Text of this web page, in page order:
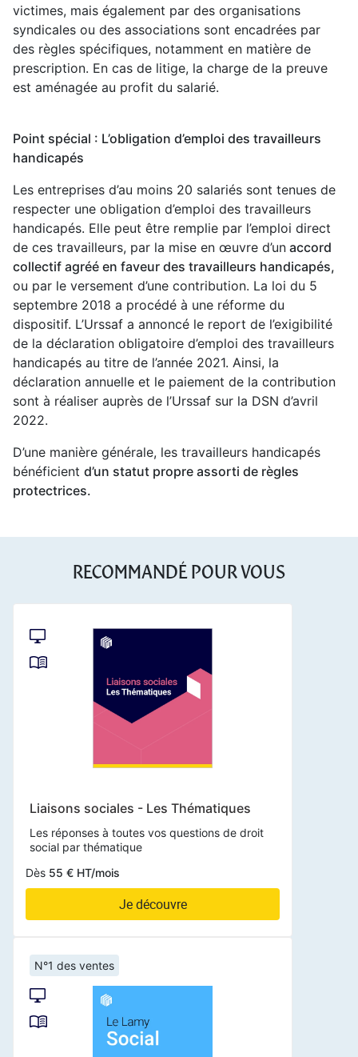
victimes, mais également par des organisations
syndicales ou des associations sont encadrées par
des règles spécifiques, notamment en matière de
prescription. En cas de litige, la charge de la preuve
est aménagée au profit du salarié.
Point spécial : L’obligation d’emploi des travailleurs
handicapés
Les entreprises d’au moins 20 salariés sont tenues de
respecter une obligation d’emploi des travailleurs
handicapés. Elle peut être remplie par l’emploi direct
de ces travailleurs, par la mise en œuvre d’un accord
collectif agréé en faveur des travailleurs handicapés,
ou par le versement d’une contribution. La loi du 5
septembre 2018 a procédé à une réforme du
dispositif. L’Urssaf a annoncé le report de l’exigibilité
de la déclaration obligatoire d’emploi des travailleurs
handicapés au titre de l’année 2021. Ainsi, la
déclaration annuelle et le paiement de la contribution
sont à réaliser auprès de l’Urssaf sur la DSN d’avril
2022.
D’une manière générale, les travailleurs handicapés
bénéficient d’un statut propre assorti de règles
protectrices.
RECOMMANDÉ POUR VOUS
Liaisons sociales - Les Thématiques
Les réponses à toutes vos questions de droit
social par thématique
Dès 55 € HT/mois
Je découvre
N°1 des ventes